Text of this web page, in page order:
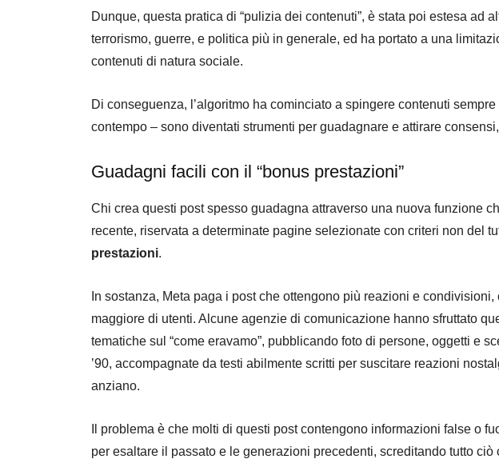
Dunque, questa pratica di “pulizia dei contenuti”, è stata poi estesa ad
terrorismo, guerre, e politica più in generale, ed ha portato a una
contenuti di natura sociale.
Di conseguenza, l’algoritmo ha cominciato a spingere contenuti sempre
contempo – sono diventati strumenti per guadagnare e attirare
Guadagni facili con il “bonus prestazioni”
Chi crea questi post spesso guadagna attraverso una nuova funzione
recente, riservata a determinate pagine selezionate con criteri non del
prestazioni.
In sostanza, Meta paga i post che ottengono più reazioni e
maggiore di utenti. Alcune agenzie di comunicazione hanno sfruttato
tematiche sul “come eravamo”, pubblicando foto di persone, oggetti e
’90, accompagnate da testi abilmente scritti per suscitare reazioni
anziano.
Il problema è che molti di questi post contengono informazioni false o
per esaltare il passato e le generazioni precedenti, screditando tutto ciò